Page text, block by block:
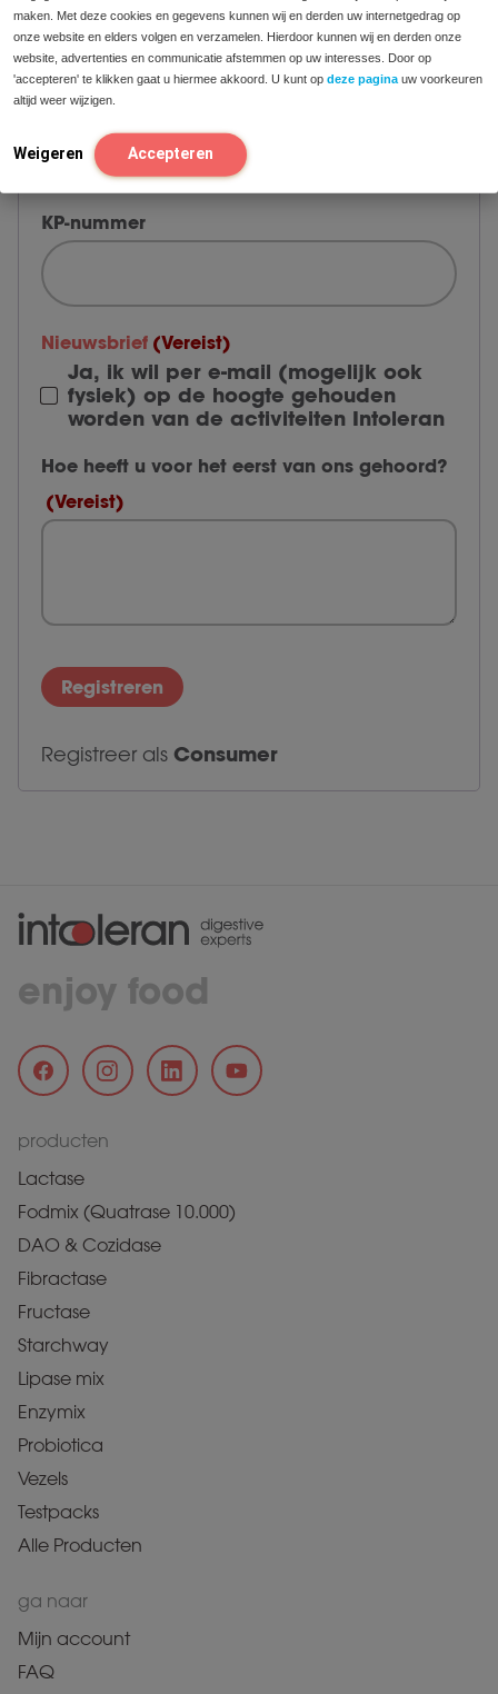
maken. Met deze cookies en gegevens kunnen wij en derden uw internetgedrag op
onze website en elders volgen en verzamelen. Hierdoor kunnen wij en derden onze
website, advertenties en communicatie afstemmen op uw interesses. Door op
'accepteren' te klikken gaat u hiermee akkoord. U kunt op deze pagina uw voorkeuren
altijd weer wijzigen.
Weigeren Accepteren
Naam praktijk/instelling
KP-nummer
Nieuwsbrief (Vereist)
Ja, ik wil per e-mail (mogelijk ook
fysiek) op de hoogte gehouden
worden van de activiteiten Intoleran
Hoe heeft u voor het eerst van ons gehoord?
(Vereist)
Registreer als Consumer
enjoy food
producten
Lactase
Fodmix (Quatrase 10.000)
DAO & Cozidase
Fibractase
Fructase
Starchway
Lipase mix
Enzymix
Probiotica
Vezels
Testpacks
Alle Producten
ga naar
Mijn account
FAQ